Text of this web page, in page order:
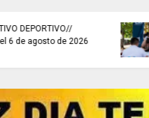
ES HORA DE REFLEXIONAR